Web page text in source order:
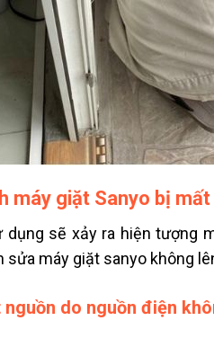
máy giặt Sanyo bị
dụng sẽ xảy ra hiện tượng
sửa máy giặt sanyo không
do nguồn điện